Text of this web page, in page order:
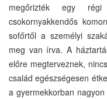
megőrizték egy
csokornyakkendős
sofőrtől a személyi
meg van írva. A
előre megterveznek,
család egészségesen
a gyermekkorban